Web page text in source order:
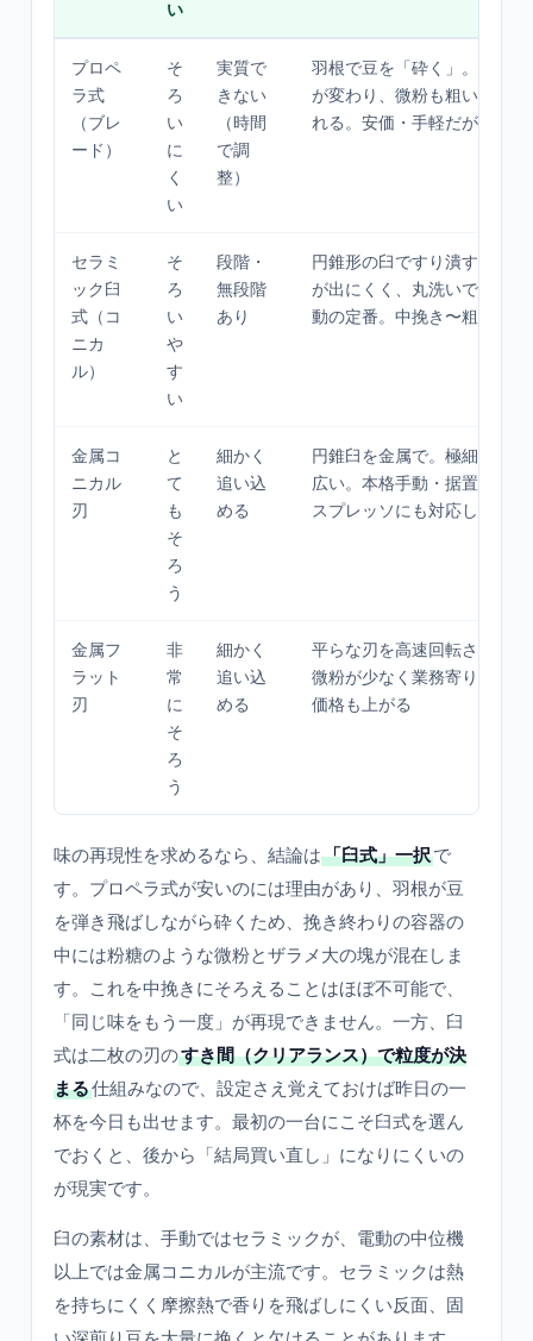
い
プロペ
ラ式
（ブレ
ード）
そ
ろ
い
に
く
い
実質で
きない
（時間
で調
整）
羽根で豆を「砕く」。回す秒
が変わり、微粉も粗い塊も同
れる。安価・手軽だが再現性
セラミ
ック臼
式（コ
ニカ
ル）
そ
ろ
い
や
す
い
段階・
無段階
あり
円錐形の臼ですり潰す。サ
が出にくく、丸洗いできる製
動の定番。中挽き〜粗挽きが
金属コ
ニカル
刃
と
て
も
そ
ろ
う
細かく
追い込
める
円錐臼を金属で。極細〜粗
広い。本格手動・据置電動
スプレッソにも対応しやすい
金属フ
ラット
刃
非
常
に
そ
ろ
う
細かく
追い込
める
平らな刃を高速回転させ均一
微粉が少なく業務寄り。本体
価格も上がる
味の再現性を求めるなら、結論は「臼式」一択で
す。プロペラ式が安いのには理由があり、羽根が豆
を弾き飛ばしながら砕くため、挽き終わりの容器の
中には粉糖のような微粉とザラメ大の塊が混在しま
す。これを中挽きにそろえることはほぼ不可能で、
「同じ味をもう一度」が再現できません。一方、臼
式は二枚の刃のすき間（クリアランス）で粒度が決
まる仕組みなので、設定さえ覚えておけば昨日の一
杯を今日も出せます。最初の一台にこそ臼式を選ん
でおくと、後から「結局買い直し」になりにくいの
が現実です。
臼の素材は、手動ではセラミックが、電動の中位機
以上では金属コニカルが主流です。セラミックは熱
を持ちにくく摩擦熱で香りを飛ばしにくい反面、固